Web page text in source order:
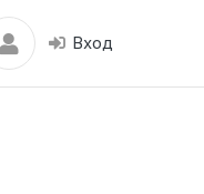
Вход